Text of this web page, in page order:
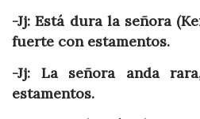
-Jj: Está dura la señora
fuerte con estamentos.
-Jj: La señora anda
estamentos.